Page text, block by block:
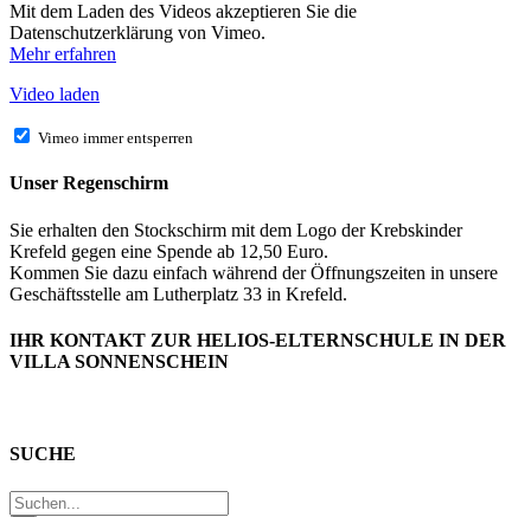
Mit dem Laden des Videos akzeptieren Sie die
Datenschutzerklärung von Vimeo.
Mehr erfahren
Video laden
Vimeo immer entsperren
Unser Regenschirm
Sie erhalten den Stockschirm mit dem Logo der Krebskinder
Krefeld gegen eine Spende ab 12,50 Euro.
Kommen Sie dazu einfach während der Öffnungszeiten in unsere
Geschäftsstelle am Lutherplatz 33 in Krefeld.
IHR KONTAKT ZUR HELIOS-ELTERNSCHULE IN DER
VILLA SONNENSCHEIN
SUCHE
Suche